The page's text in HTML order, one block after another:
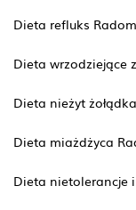
Dieta refluks Radom
Dieta wrzodziejące
Dieta nieżyt
Dieta miażdżyca
Dieta nietolerancje